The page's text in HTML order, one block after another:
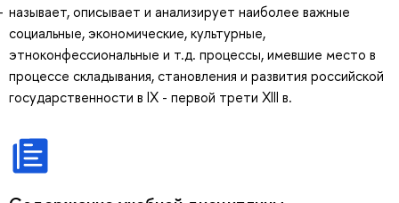
называет, описывает и анализирует наиболее важные
социальные, экономические, культурные,
этноконфессиональные и т.д. процессы, имевшие место в
процессе складывания, становления и развития российской
государственности в IX - первой трети XIII в.